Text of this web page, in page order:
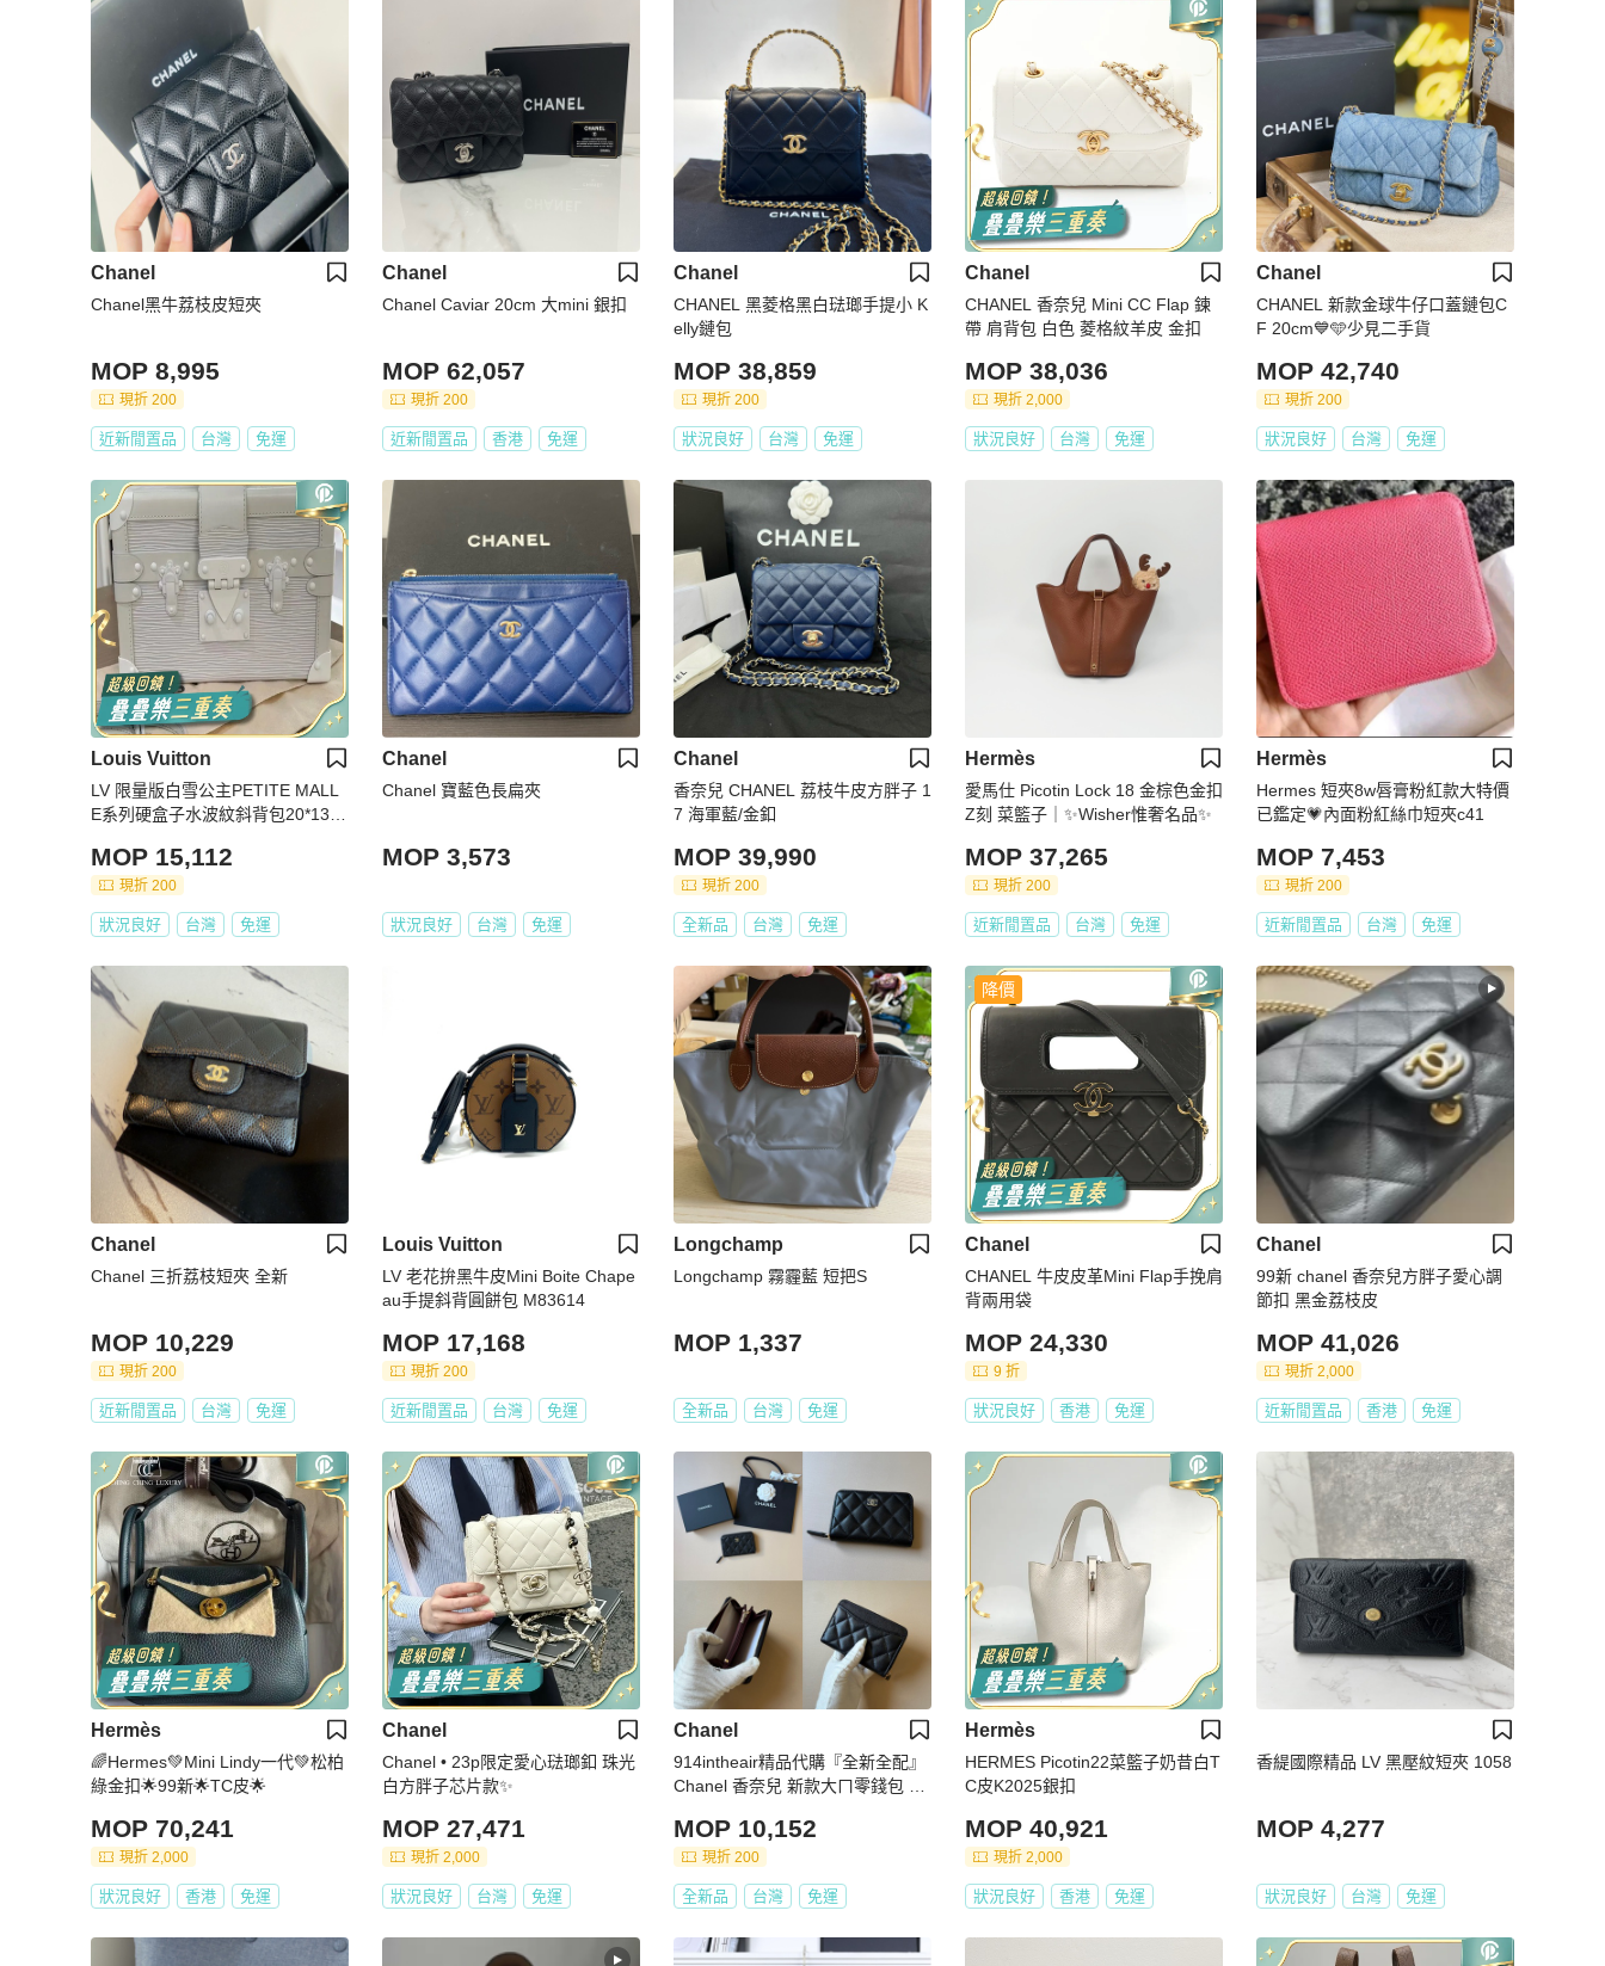
Chanel
Chanel黑牛荔枝皮短夾
MOP 8,995
現折 200
近新閒置品 台灣 免運
Chanel
Chanel Caviar 20cm 大mini 銀扣
MOP 62,057
現折 200
近新閒置品 香港 免運
Chanel
CHANEL 黑菱格黑白琺瑯手提小 K
elly鏈包
MOP 38,859
現折 200
狀況良好 台灣 免運
Chanel
CHANEL 香奈兒 Mini CC Flap 鍊
帶 肩背包 白色 菱格紋羊皮 金扣
MOP 38,036
現折 2,000
狀況良好 台灣 免運
Chanel
CHANEL 新款金球牛仔口蓋鏈包C
F 20cm💙🩵少見二手貨
MOP 42,740
現折 200
狀況良好 台灣 免運
Louis Vuitton
LV 限量版白雪公主PETITE MALL
E系列硬盒子水波紋斜背包20*13c
MOP 15,112
現折 200
狀況良好 台灣 免運
Chanel
Chanel 寶藍色長扁夾
MOP 3,573
狀況良好 台灣 免運
Chanel
香奈兒 CHANEL 荔枝牛皮方胖子 1
7 海軍藍/金釦
MOP 39,990
現折 200
全新品 台灣 免運
Hermès
愛馬仕 Picotin Lock 18 金棕色金扣
Z刻 菜籃子｜✨Wisher惟奢名品✨
MOP 37,265
現折 200
近新閒置品 台灣 免運
Hermès
Hermes 短夾8w唇膏粉紅款大特價
已鑑定💗內面粉紅絲巾短夾c41
MOP 7,453
現折 200
近新閒置品 台灣 免運
Chanel
Chanel 三折荔枝短夾 全新
MOP 10,229
現折 200
近新閒置品 台灣 免運
Louis Vuitton
LV 老花拚黑牛皮Mini Boite Chape
au手提斜背圓餅包 M83614
MOP 17,168
現折 200
近新閒置品 台灣 免運
Longchamp
Longchamp 霧霾藍 短把S
MOP 1,337
全新品 台灣 免運
降價
Chanel
CHANEL 牛皮皮革Mini Flap手挽肩
背兩用袋
MOP 24,330
9 折
狀況良好 香港 免運
Chanel
99新 chanel 香奈兒方胖子愛心調
節扣 黑金荔枝皮
MOP 41,026
現折 2,000
近新閒置品 香港 免運
Hermès
🌈Hermes💚Mini Lindy一代💚松柏
綠金扣🌟99新🌟TC皮🌟
MOP 70,241
現折 2,000
狀況良好 香港 免運
Chanel
Chanel • 23p限定愛心琺瑯釦 珠光
白方胖子芯片款✨
MOP 27,471
現折 2,000
狀況良好 台灣 免運
Chanel
914intheair精品代購『全新全配』
Chanel 香奈兒 新款大ㄇ零錢包 黑
MOP 10,152
現折 200
全新品 台灣 免運
Hermès
HERMES Picotin22菜籃子奶昔白T
C皮K2025銀扣
MOP 40,921
現折 2,000
狀況良好 香港 免運
香緹國際精品 LV 黑壓紋短夾 1058
MOP 4,277
狀況良好 台灣 免運